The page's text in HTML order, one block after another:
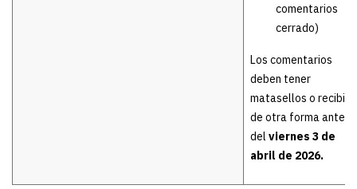
comentarios
cerrado)
Los comentarios
deben tener
matasellos o recibir
de otra forma antes
del viernes 3 de
abril de 2026.